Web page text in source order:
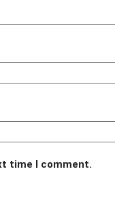
time I comment.